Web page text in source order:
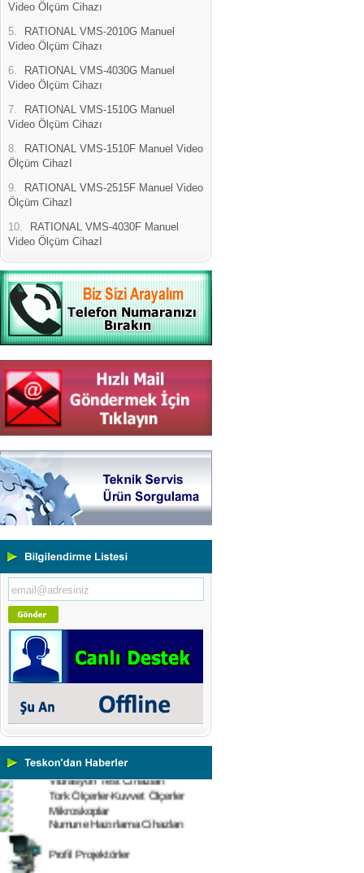
Video Ölçüm Cihazı
5.
RATIONAL VMS-2010G Manuel
Video Ölçüm Cihazı
6.
RATIONAL VMS-4030G Manuel
Video Ölçüm Cihazı
7.
RATIONAL VMS-1510G Manuel
Video Ölçüm Cihazı
8.
RATIONAL VMS-1510F Manuel Video
Ölçüm CihazI
9.
RATIONAL VMS-2515F Manuel Video
Ölçüm CihazI
10.
RATIONAL VMS-4030F Manuel
Video Ölçüm CihazI
Yeni Binamıza TAŞINDIK
Portatif ve Tezgah Tipi Sertlik
Ölçüm Cihazları
Cihazları
Ultrasonik Kalınlık Ölçüm
Cihazları
Vİbrasyon Test Cihazları
Tork Ölçerler-Kuvvet Ölçerler
Mikroskoplar
Numune Hazırlama Cihazları